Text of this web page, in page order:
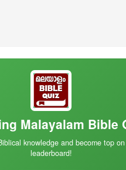
Malayalam Bible
knowledge and become top
leaderboard!